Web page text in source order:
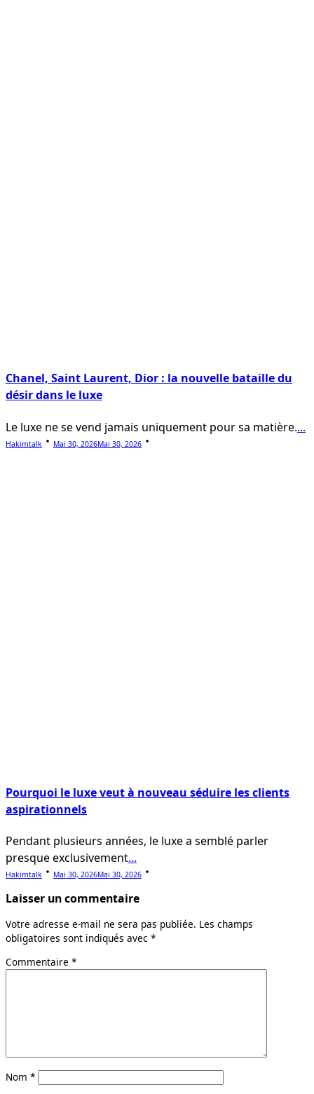
Chanel, Saint Laurent, Dior : la nouvelle bataille du
désir dans le luxe
Le luxe ne se vend jamais uniquement pour sa matière....
Hakimtalk Mai 30, 2026Mai 30, 2026
Pourquoi le luxe veut à nouveau séduire les clients
aspirationnels
Pendant plusieurs années, le luxe a semblé parler
presque exclusivement...
Hakimtalk Mai 30, 2026Mai 30, 2026
Laisser un commentaire
Votre adresse e-mail ne sera pas publiée. Les champs
obligatoires sont indiqués avec *
Commentaire *
Nom *